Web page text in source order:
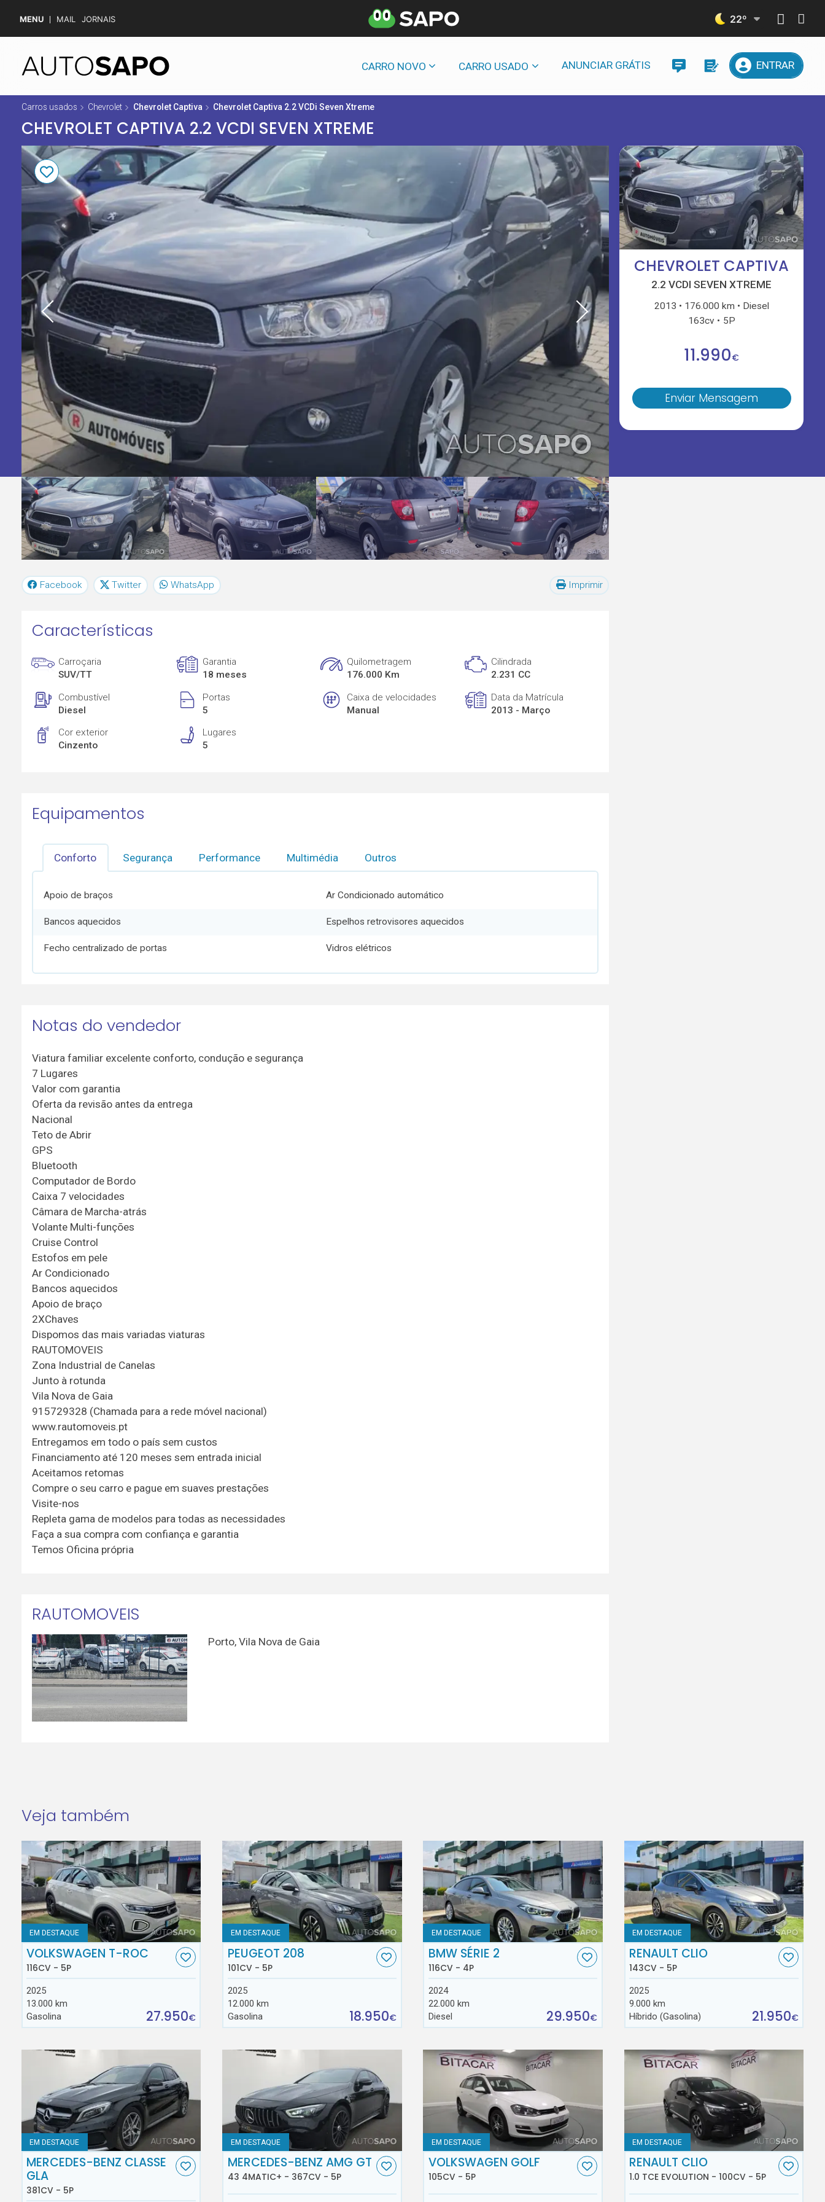
MENU MAIL JORNAIS 22º
CARRO NOVO CARRO USADO ANUNCIAR GRÁTIS ENTRAR
Carros usados Chevrolet Chevrolet Captiva Chevrolet Captiva 2.2 VCDi Seven Xtreme
CHEVROLET CAPTIVA 2.2 VCDI SEVEN XTREME
CHEVROLET CAPTIVA
2.2 VCDI SEVEN XTREME
2013 176.000 km
Diesel
163cv
5P
11.990€
Enviar Mensagem
Facebook Twitter WhatsApp Imprimir
Características
Carroçaria
SUV/TT
Garantia
18 meses
Quilometragem
176.000 Km
Cilindrada
2.231 CC
Combustível
Diesel
Portas
5
Caixa de velocidades
Manual
Data da Matrícula
2013 - Março
Cor exterior
Cinzento
Lugares
5
Equipamentos
Conforto Segurança Performance Multimédia Outros
Apoio de braços Ar Condicionado automático
Bancos aquecidos Espelhos retrovisores aquecidos
Fecho centralizado de portas Vidros elétricos
Notas do vendedor
Viatura familiar excelente conforto, condução e segurança
7 Lugares
Valor com garantia
Oferta da revisão antes da entrega
Nacional
Teto de Abrir
GPS
Bluetooth
Computador de Bordo
Caixa 7 velocidades
Câmara de Marcha-atrás
Volante Multi-funções
Cruise Control
Estofos em pele
Ar Condicionado
Bancos aquecidos
Apoio de braço
2XChaves
Dispomos das mais variadas viaturas
RAUTOMOVEIS
Zona Industrial de Canelas
Junto à rotunda
Vila Nova de Gaia
915729328 (Chamada para a rede móvel nacional)
www.rautomoveis.pt
Entregamos em todo o país sem custos
Financiamento até 120 meses sem entrada inicial
Aceitamos retomas
Compre o seu carro e pague em suaves prestações
Visite-nos
Repleta gama de modelos para todas as necessidades
Faça a sua compra com confiança e garantia
Temos Oficina própria
RAUTOMOVEIS
Porto,Vila Nova de Gaia
Veja também
EM DESTAQUE
VOLKSWAGEN T-ROC
116CV - 5P
2025
13.000 km
Gasolina
27.950€
EM DESTAQUE
PEUGEOT 208
101CV - 5P
2025
12.000 km
Gasolina
18.950€
EM DESTAQUE
BMW SÉRIE 2
116CV - 4P
2024
22.000 km
Diesel
29.950€
EM DESTAQUE
RENAULT CLIO
143CV - 5P
2025
9.000 km
Híbrido (Gasolina)
21.950€
EM DESTAQUE
MERCEDES-BENZ CLASSE
GLA
381CV - 5P
EM DESTAQUE
MERCEDES-BENZ AMG GT
43 4MATIC+ - 367CV - 5P
EM DESTAQUE
VOLKSWAGEN GOLF
105CV - 5P
EM DESTAQUE
RENAULT CLIO
1.0 TCE EVOLUTION - 100CV - 5P